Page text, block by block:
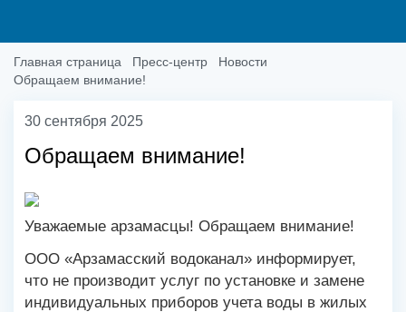
Главная страница Пресс-центр
Новости
Обращаем внимание!
30 сентября 2025
Обращаем внимание!
Уважаемые арзамасцы! Обращаем внимание!
ООО «Арзамасский водоканал» информирует,
что не производит услуг по установке и замене
индивидуальных приборов учета воды в жилых